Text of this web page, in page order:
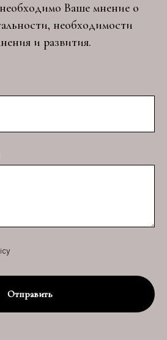
Ваше мнение о
необходимости
и развития.
Отправить